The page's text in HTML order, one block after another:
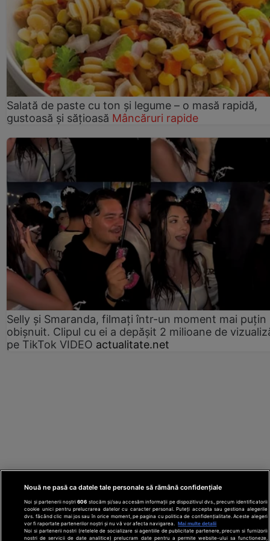
Salată de paste cu ton și legume – o masă rapidă,
gustoasă și sățioasă Mâncăruri rapide
Selly și Smaranda, filmați într-un moment mai puțin
obișnuit. Clipul cu ei a depășit 2 milioane de
pe TikTok VIDEO actualitate.net
Nouă ne pasă ca datele tale personale să rămână confidențiale
Noi și partenerii noștri606 stocăm și/sau accesăm informații pe dispozitivul dvs., precum identificatorii
cookie unici pentru prelucrarea datelor cu caracter personal. Puteți accepta sau gestiona alegerile
dvs. făcând clic mai jos sau în orice moment, pe pagina cu politica de confidențialitate. Aceste alegeri
vor fi raportate partenerilor noștri și nu vă vor afecta navigarea.
Mai multe detalii
Noi si partenerii nostri (retelele de socializare si agentiile de publicitate partenere, precum si furnizorii
nostri de servicii de date analitice) prelucram date pentru a permite website-ului sa functioneze,